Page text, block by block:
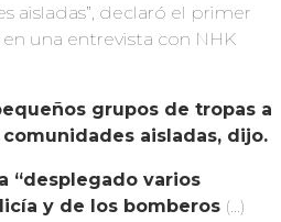
aisladas”, declaró el primer
una entrevista con NHK
grupos de tropas a
aisladas, dijo.
“desplegado varios
y de los bomberos (…)